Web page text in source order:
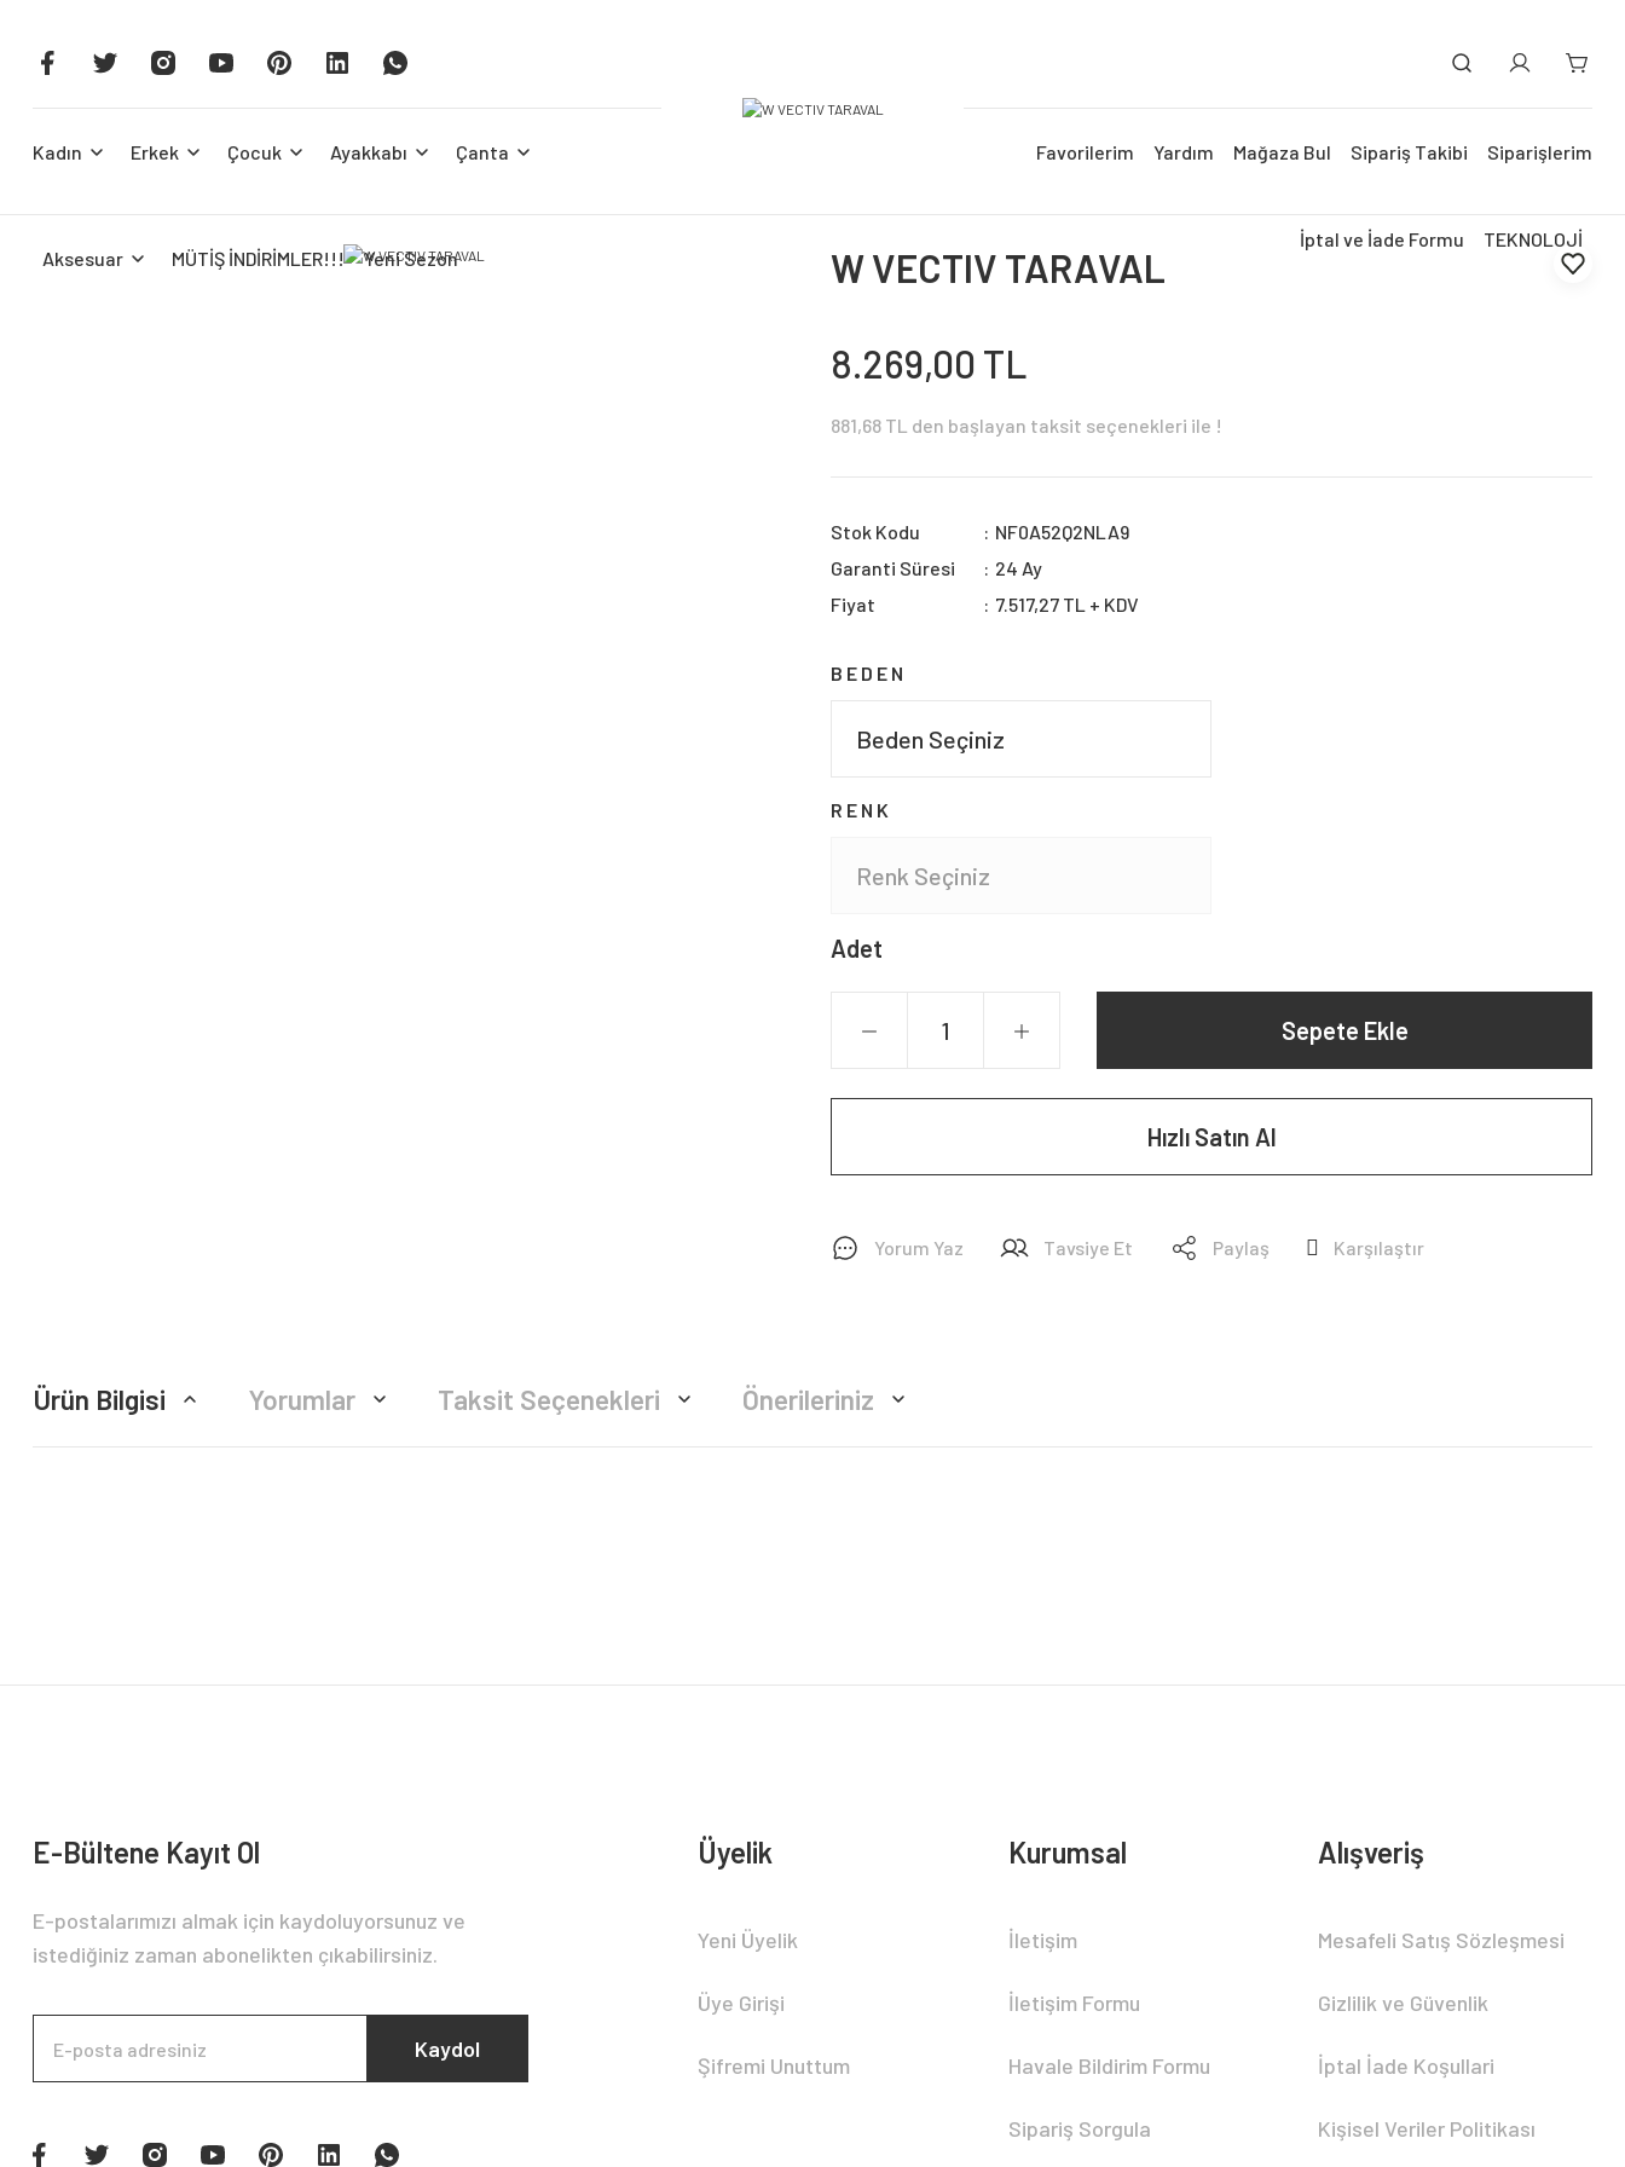
Kadın Erkek Çocuk Ayakkabı Çanta
Aksesuar MÜTİŞ İNDİRİMLER!!! Yeni Sezon
Siparişlerim
Sipariş Takibi
Mağaza Bul
Yardım
Favorilerim
TEKNOLOJİ
İptal ve İade Formu
W VECTIV TARAVAL
8.269,00 TL
881,68 TL den başlayan taksit seçenekleri ile !
Stok Kodu
NF0A52Q2NLA9
Garanti Süresi
24 Ay
Fiyat
7.517,27 TL + KDV
BEDEN
RENK
Adet
Sepete Ekle
Hızlı Satın Al
Yorum Yaz Tavsiye Et Paylaş Karşılaştır
Ürün Bilgisi Yorumlar Taksit Seçenekleri Önerileriniz
E-Bültene Kayıt Ol
E-postalarımızı almak için kaydoluyorsunuz ve
istediğiniz zaman abonelikten çıkabilirsiniz.
Kaydol
Üyelik
Yeni Üyelik
Üye Girişi
Şifremi Unuttum
Kurumsal
İletişim
İletişim Formu
Havale Bildirim Formu
Sipariş Sorgula
Alışveriş
Mesafeli Satış Sözleşmesi
Gizlilik ve Güvenlik
İptal İade Koşullari
Kişisel Veriler Politikası